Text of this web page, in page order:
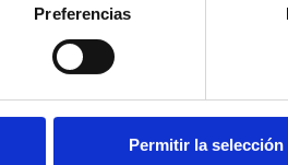
Preferencias
Permitir la selección